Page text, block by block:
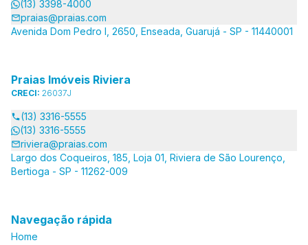
(13) 3398-4000
praias@praias.com
Avenida Dom Pedro I, 2650, Enseada, Guarujá - SP - 11440001
Praias Imóveis Riviera
CRECI: 26037J
(13) 3316-5555
(13) 3316-5555
riviera@praias.com
Largo dos Coqueiros, 185, Loja 01, Riviera de São Lourenço,
Bertioga - SP - 11262-009
Navegação rápida
Home